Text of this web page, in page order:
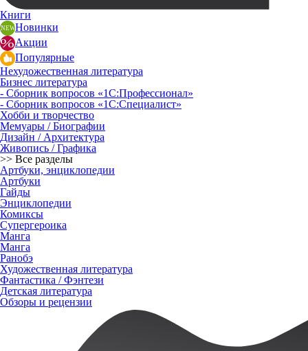
Книги
Новинки
Акции
Популярные
Нехудожественная литература
Бизнес литература
- Сборник вопросов «1С:Профессионал»
- Сборник вопросов «1С:Специалист»
Хобби и творчество
Мемуары / Биографии
Дизайн / Архитектура
Живопись / Графика
>> Все разделы
Артбуки, энциклопедии
Артбуки
Гайды
Энциклопедии
Комиксы
Супергероика
Манга
Манга
Ранобэ
Художественная литература
Фантастика / Фэнтези
Детская литература
Обзоры и рецензии